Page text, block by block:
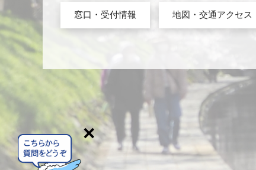
窓口・受付情報 地図・交通アクセス
×